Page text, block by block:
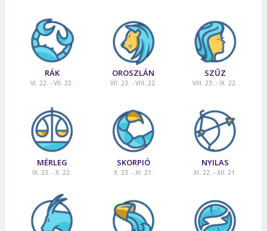
RÁK
VI. 22. - VII. 22.
OROSZLÁN
VII. 23. - VIII. 22.
SZŰZ
VIII. 23. - IX. 22.
MÉRLEG
IX. 23. - X. 22.
SKORPIÓ
X. 23. - XI. 21.
NYILAS
XI. 22. - XII. 21.